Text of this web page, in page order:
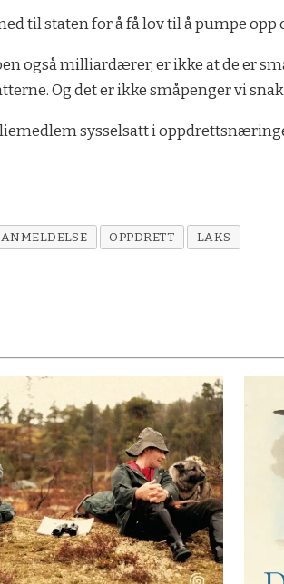
til staten for å få lov til å pumpe
også milliardærer, er ikke at de er
Og det er ikke småpenger vi
sysselsatt i
OPPDRETT LAKS